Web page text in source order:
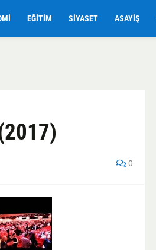
EĞITIM SIYASET ASAYIŞ
0